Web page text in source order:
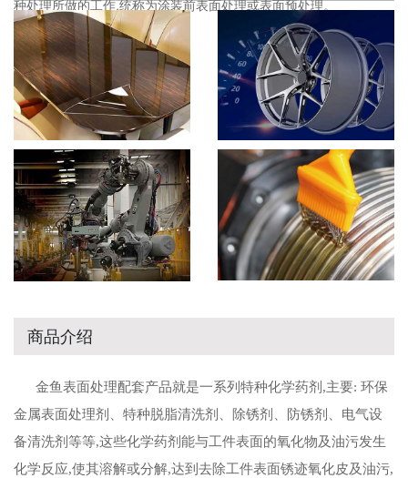
种处理所做的工作,统称为涂装前表面处理或表面预处理。
商品介绍
金鱼表面处理配套产品就是一系列特种化学药剂 ,主要: 环保
金属表面处理剂、特种脱脂清洗剂、除锈剂、防锈剂、电气设
备清洗剂等等,这些化学药剂能与工件表面的氧化物及油污发生
化学反应,使其溶解或分解,达到去除工件表面锈迹氧化皮及油污,